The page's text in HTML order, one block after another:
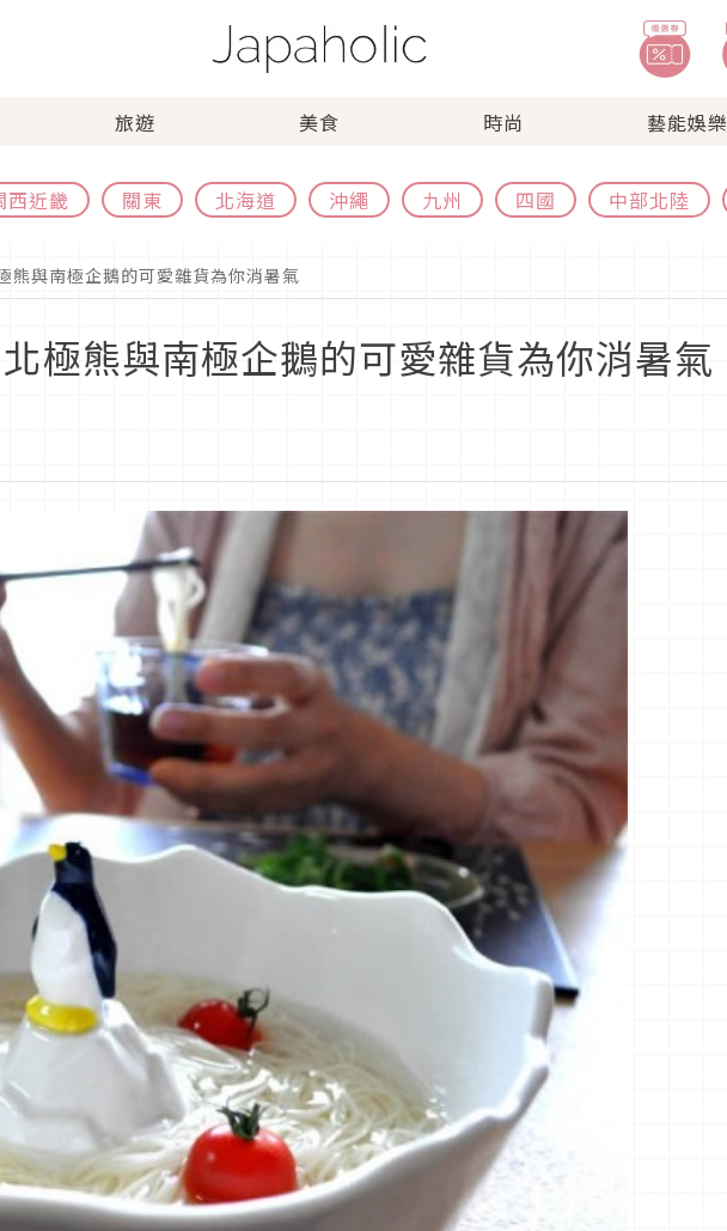
旅遊 美食 時尚 藝能娛樂
西近畿 關東 北海道 沖繩 九州 四國 中部北陸
熊與南極企鵝的可愛雜貨為你消暑氣
極熊與南極企鵝的可愛雜貨為你消暑氣